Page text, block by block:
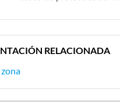
RELACIONADA